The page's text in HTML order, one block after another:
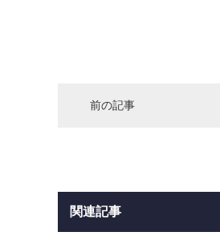
前の記事
関連記事